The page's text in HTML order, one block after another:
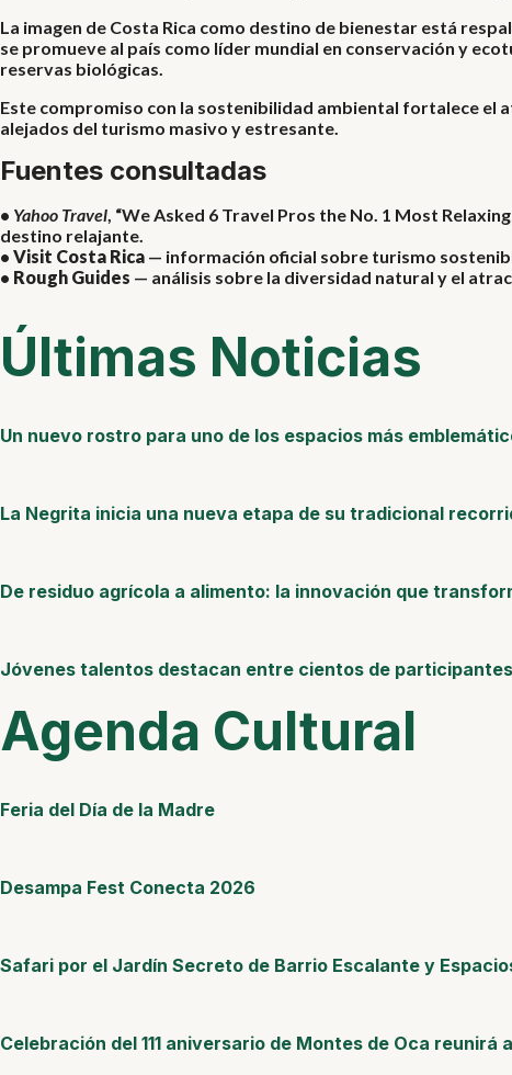
La imagen de Costa Rica como destino de bienestar está
se promueve al país como líder mundial en conservación y
reservas biológicas.
Este compromiso con la sostenibilidad ambiental fortalece el
alejados del turismo masivo y estresante.
Fuentes consultadas
• Yahoo Travel, “We Asked 6 Travel Pros the No. 1 Most
destino relajante.
• Visit Costa Rica — información oficial sobre turismo
• Rough Guides — análisis sobre la diversidad natural y el
Últimas Noticias
Un nuevo rostro para uno de los espacios más
La Negrita inicia una nueva etapa de su tradicional
De residuo agrícola a alimento: la innovación que
Jóvenes talentos destacan entre cientos de
Agenda Cultural
Feria del Día de la Madre
Desampa Fest Conecta 2026
Safari por el Jardín Secreto de Barrio Escalante y
Celebración del 111 aniversario de Montes de Oca